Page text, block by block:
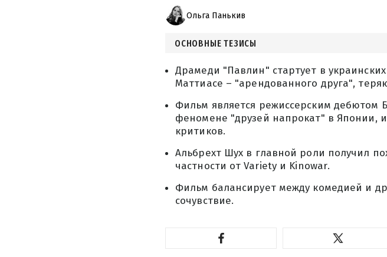
Ольга Панькив
ОСНОВНЫЕ ТЕЗИСЫ
Драмеди "Павлин" стартует в
Маттиасе – "арендованного друга",
Фильм является режиссерским дебютом
феномене "друзей напрокат" в Японии,
критиков.
Альбрехт Шух в главной роли получил
частности от Variety и Kinowar.
Фильм балансирует между комедией и
сочувствие.